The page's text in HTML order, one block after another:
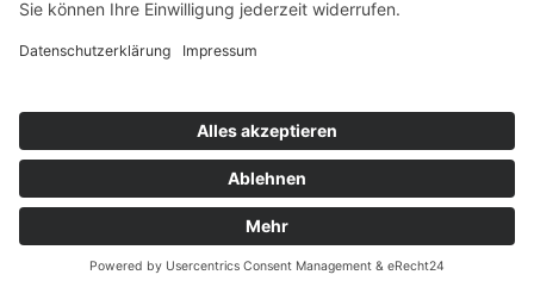
© Copyright 2014 –2026 | Rothes Gut Meißen – Tim